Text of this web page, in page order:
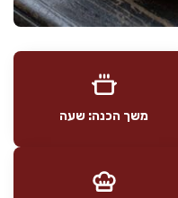
משך הכנה: שעה